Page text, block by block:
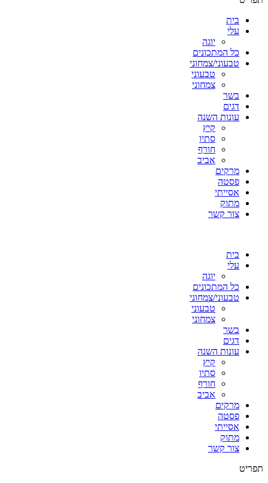
בית
עלי
יוגה
כל המתכונים
טבעוני/צמחוני
טבעוני
צמחוני
בשר
דגים
עונות השנה
קיץ
סתיו
חורף
אביב
מרקים
פסטה
אסייתי
מתוק
צור קשר
בית
עלי
יוגה
כל המתכונים
טבעוני/צמחוני
טבעוני
צמחוני
בשר
דגים
עונות השנה
קיץ
סתיו
חורף
אביב
מרקים
פסטה
אסייתי
מתוק
צור קשר
תפריט